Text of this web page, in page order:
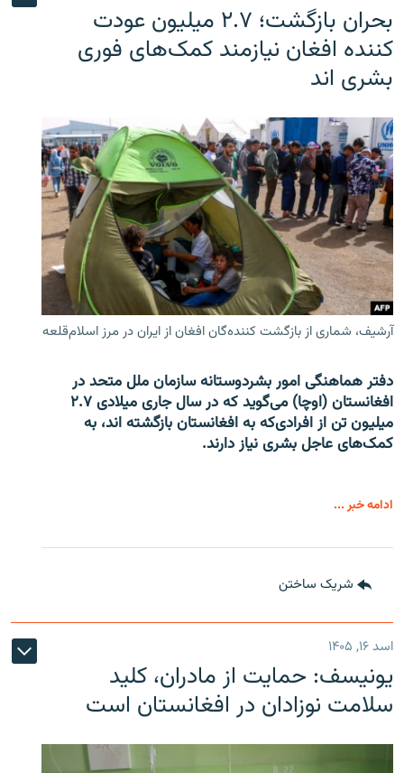
بحران بازگشت؛ ۲.۷ میلیون عودت
کننده افغان نیازمند کمک‌های فوری
بشری اند
آرشیف، شماری از بازگشت کننده‌گان افغان از ایران در مرز اسلام‌قلعه
دفتر هماهنگی امور بشردوستانه سازمان ملل متحد در
افغانستان (اوچا) می‌گوید که در سال جاری میلادی ۲.۷
میلیون تن از افرادی‌که به افغانستان بازگشته اند، به
کمک‌های عاجل بشری نیاز دارند.
ادامه خبر ...
شریک ساختن
اسد ۱۶, ۱۴۰۵
یونیسف: حمایت از مادران، کلید
سلامت نوزادان در افغانستان است